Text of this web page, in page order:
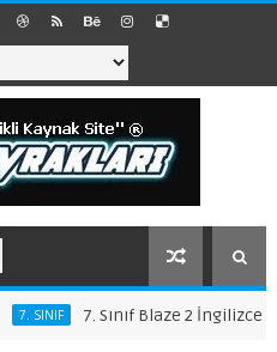
7. SINIF 7. Sınıf Blaze 2 İngilizce